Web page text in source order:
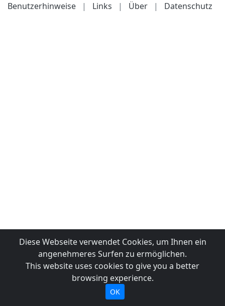
Benutzerhinweise
| Links | Über | Datenschutz
Diese Webseite verwendet Cookies, um Ihnen ein
angenehmeres Surfen zu ermöglichen.
This website uses cookies to give you a better
browsing experience.
OK